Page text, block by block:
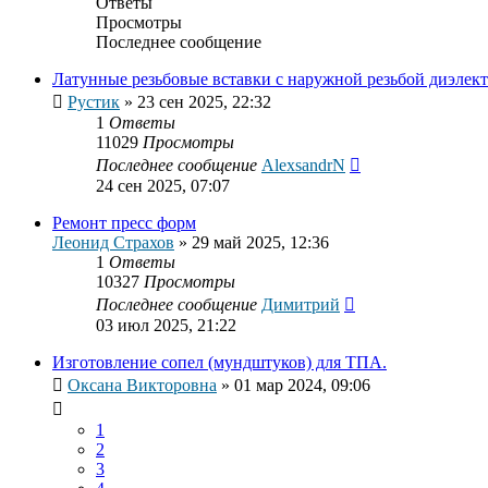
Просмотры
Последнее сообщение
Латунные резьбовые вставки с наружной резьбой
Рустик » 23 сен 2025, 22:32
1 Ответы
11029 Просмотры
Последнее сообщение AlexsandrN
24 сен 2025, 07:07
Ремонт пресс форм
Леонид Страхов » 29 май 2025, 12:36
1 Ответы
10327 Просмотры
Последнее сообщение Димитрий
03 июл 2025, 21:22
Изготовление сопел (мундштуков) для ТПА.
Оксана Викторовна » 01 мар 2024, 09:06
1
2
3